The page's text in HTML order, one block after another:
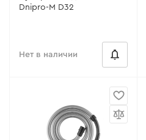
Dnipro-M D32
Нет в наличии